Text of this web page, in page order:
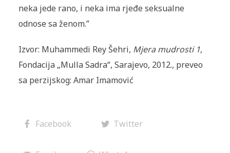
neka jede rano, i neka ima rjeđe seksualne
odnose sa ženom.”
Izvor: Muhammedi Rey Šehri, Mjera mudrosti 1,
Fondacija „Mulla Sadra“, Sarajevo, 2012., preveo
sa perzijskog: Amar Imamović
Facebook Twitter